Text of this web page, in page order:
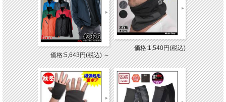
価格:5,643円(税込)～
価格:1,540円(税込)